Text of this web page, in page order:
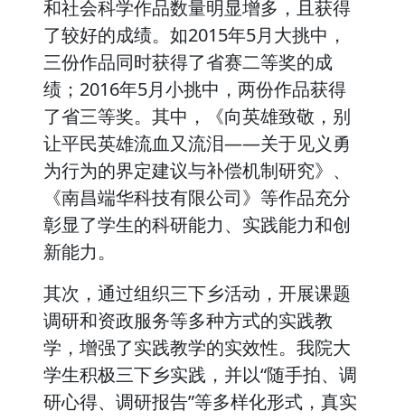
和社会科学作品数量明显增多，且获得
了较好的成绩。如2015年5月大挑中，
三份作品同时获得了省赛二等奖的成
绩；2016年5月小挑中，两份作品获得
了省三等奖。其中，《向英雄致敬，别
让平民英雄流血又流泪——关于见义勇
为行为的界定建议与补偿机制研究》、
《南昌端华科技有限公司》等作品充分
彰显了学生的科研能力、实践能力和创
新能力。
其次，通过组织三下乡活动，开展课题
调研和资政服务等多种方式的实践教
学，增强了实践教学的实效性。我院大
学生积极三下乡实践，并以“随手拍、调
研心得、调研报告”等多样化形式，真实